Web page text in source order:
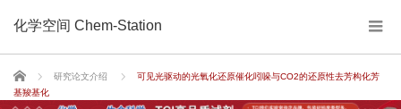
化学空间 Chem-Station
Home 研究论文介绍
可见光驱动的光氧化还原催化吲哚与CO2的还原性去芳构化芳
基羧基化